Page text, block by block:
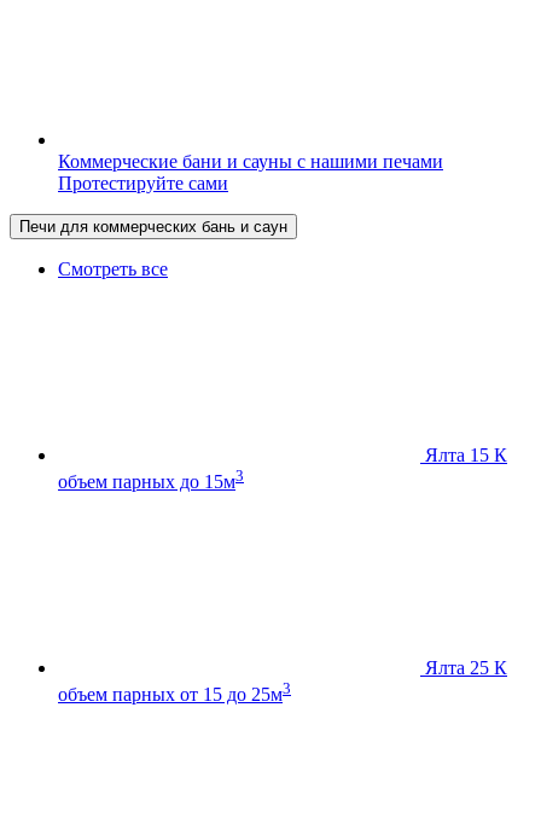
Коммерческие бани и сауны с нашими печами
Протестируйте сами
Печи для коммерческих бань и саун
Смотреть все
Ялта 15 К
объем парных до 15м3
Ялта 25 К
объем парных от 15 до 25м3